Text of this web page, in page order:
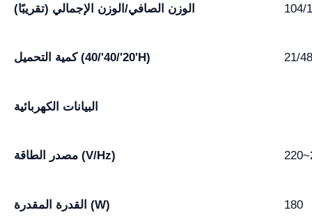
الوزن الصافي/الوزن الإجمالي (تقريبًا) 104/
كمية التحميل (20'/40'/40'H) 21/
البيانات الكهربائية
مصدر الطاقة (V/Hz)
القدرة المقدرة (W) 180